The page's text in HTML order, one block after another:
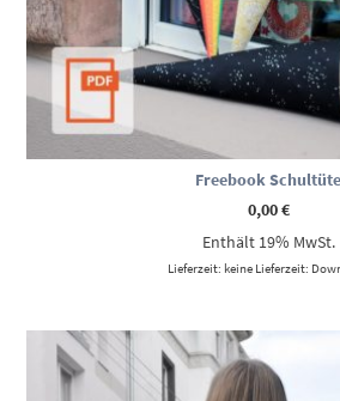
Freebook Schultüte
0,00€
Enthält 19% MwSt.
Lieferzeit: keine Lieferzeit: